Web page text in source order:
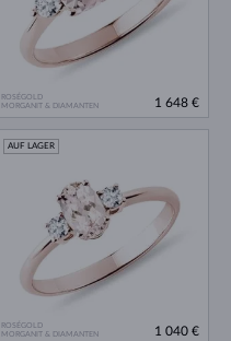
ROSÉGOLD
MORGANIT & DIAMANTEN
1 648 €
ROSÉGOLD
MORGANIT & DIAMANTEN
AUF LAGER
1 040 €